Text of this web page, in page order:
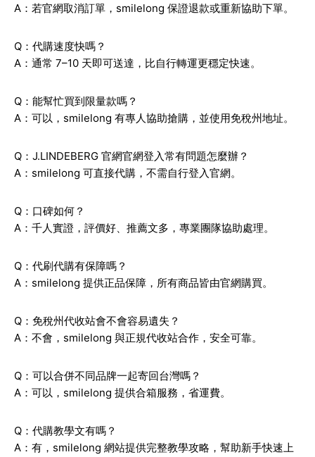
A：若官網取消訂單，smilelong 保證退款或重新協助下單。
Q：代購速度快嗎？
A：通常 7–10 天即可送達，比自行轉運更穩定快速。
Q：能幫忙買到限量款嗎？
A：可以，smilelong 有專人協助搶購，並使用免稅州地址。
Q：J.LINDEBERG 官網官網登入常有問題怎麼辦？
A：smilelong 可直接代購，不需自行登入官網。
Q：口碑如何？
A：千人實證，評價好、推薦文多，專業團隊協助處理。
Q：代刷代購有保障嗎？
A：smilelong 提供正品保障，所有商品皆由官網購買。
Q：免稅州代收站會不會容易遺失？
A：不會，smilelong 與正規代收站合作，安全可靠。
Q：可以合併不同品牌一起寄回台灣嗎？
A：可以，smilelong 提供合箱服務，省運費。
Q：代購教學文有嗎？
A：有，smilelong 網站提供完整教學攻略，幫助新手快速上